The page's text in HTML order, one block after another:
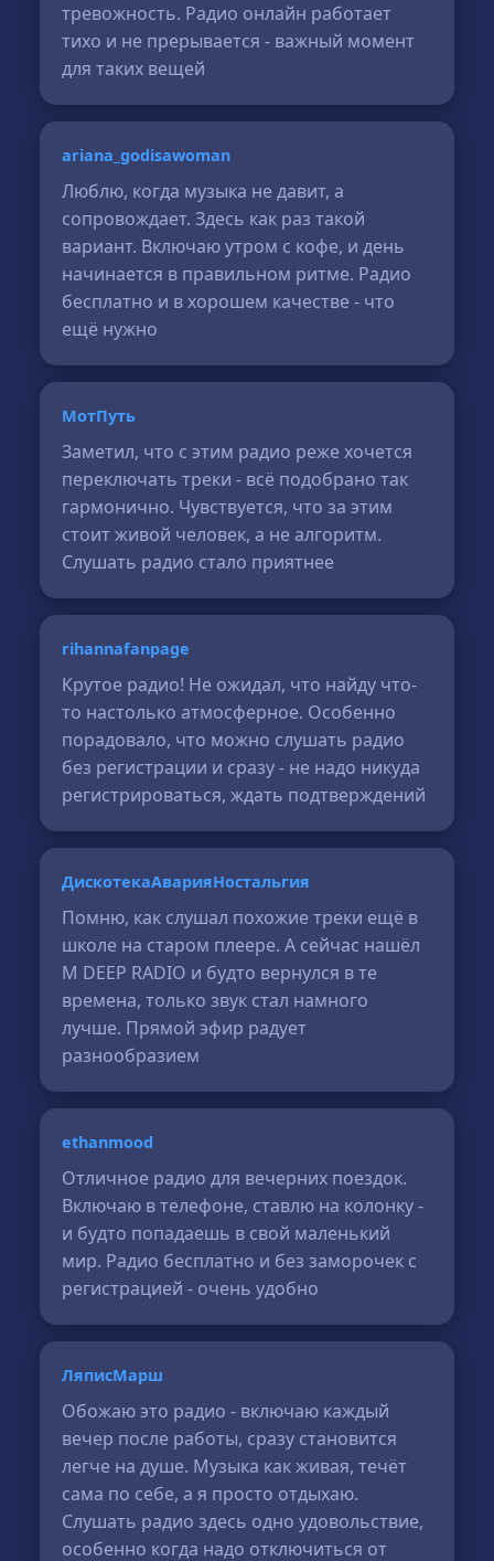
тревожность. Радио онлайн работает
тихо и не прерывается - важный момент
для таких вещей
ariana_godisawoman
Люблю, когда музыка не давит, а
сопровождает. Здесь как раз такой
вариант. Включаю утром с кофе, и день
начинается в правильном ритме. Радио
бесплатно и в хорошем качестве - что
ещё нужно
МотПуть
Заметил, что с этим радио реже хочется
переключать треки - всё подобрано так
гармонично. Чувствуется, что за этим
стоит живой человек, а не алгоритм.
Слушать радио стало приятнее
rihannafanpage
Крутое радио! Не ожидал, что найду что-
то настолько атмосферное. Особенно
порадовало, что можно слушать радио
без регистрации и сразу - не надо никуда
регистрироваться, ждать подтверждений
ДискотекаАварияНостальгия
Помню, как слушал похожие треки ещё в
школе на старом плеере. А сейчас нашёл
M DEEP RADIO и будто вернулся в те
времена, только звук стал намного
лучше. Прямой эфир радует
разнообразием
ethanmood
Отличное радио для вечерних поездок.
Включаю в телефоне, ставлю на колонку -
и будто попадаешь в свой маленький
мир. Радио бесплатно и без заморочек с
регистрацией - очень удобно
ЛяписМарш
Обожаю это радио - включаю каждый
вечер после работы, сразу становится
легче на душе. Музыка как живая, течёт
сама по себе, а я просто отдыхаю.
Слушать радио здесь одно удовольствие,
особенно когда надо отключиться от